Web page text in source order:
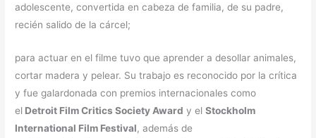
adolescente, convertida en cabeza de familia, de su padre,
recién salido de la cárcel;
para actuar en el filme tuvo que aprender a desollar animales,
cortar madera y pelear. Su trabajo es reconocido por la crítica
y fue galardonada con premios internacionales como
el Detroit Film Critics Society Award y elStockholm
International Film Festival, además de